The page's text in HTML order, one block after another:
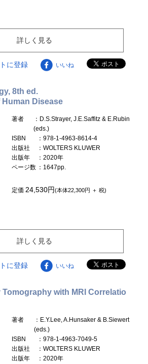
詳しく見る
に登録 いいね
8th ed.
Disease
著者
：D.S.Strayer, J.E.Saffitz & E.Rubin
(eds.)
ISBN
：978-1-4963-8614-4
出版社
：WOLTERS KLUWER
出版年
：2020年
ページ数 ：1647pp.
定価24,530円(本体22,300円 ＋ 税)
詳しく見る
に登録 いいね
with MRI Correlatio
著者
：E.Y.Lee, A.Hunsaker & B.Siewert
(eds.)
ISBN
：978-1-4963-7049-5
出版社
：WOLTERS KLUWER
出版年
：2020年